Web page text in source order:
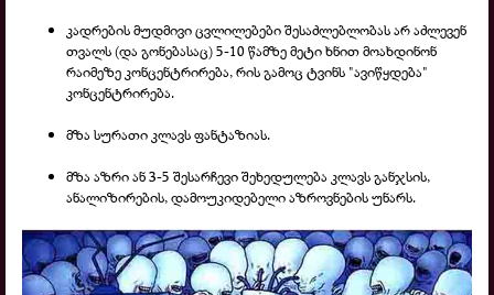
კადრების მუდმივი ცვლილებები შესაძლებლობას არ აძლევენ
თვალს (და გონებასაც) 5-10 წამზე მეტი ხნით მოახდინონ
რაიმეზე კონცენტრირება, რის გამოც ტვინს "ავიწყდება"
კონცენტრირება.
მზა სურათი კლავს ფანტაზიას.
მზა აზრი ან 3-5 შესარჩევი შეხედულება კლავს განჯსის,
ანალიზირების, დამოუკიდებელი აზროვნების უნარს.